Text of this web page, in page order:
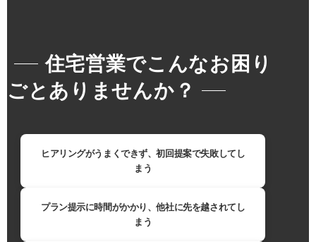
住宅営業でこんなお困り
ごとありませんか？
ヒアリングがうまくできず、初回提案で失敗してし
まう
プラン提示に時間がかかり、他社に先を越されてし
まう